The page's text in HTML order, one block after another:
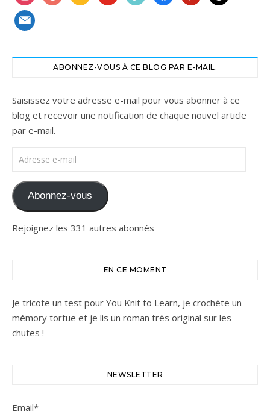
mail
ABONNEZ-VOUS À CE BLOG PAR E-MAIL.
Saisissez votre adresse e-mail pour vous abonner à ce
blog et recevoir une notification de chaque nouvel article
par e-mail.
Adresse e-mail
Abonnez-vous
Rejoignez les 331 autres abonnés
EN CE MOMENT
Je tricote un test pour You Knit to Learn, je crochète un
mémory tortue et je lis un roman très original sur les
chutes !
NEWSLETTER
Email*